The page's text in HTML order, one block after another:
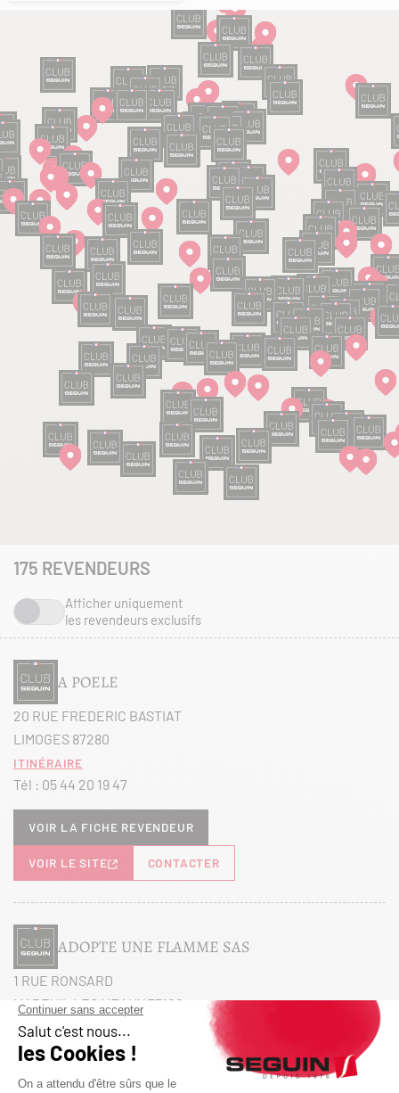
175 REVENDEURS
Afficher uniquement
les revendeurs exclusifs
A POELE
20 RUE FREDERIC BASTIAT
LIMOGES 87280
Itinéraire
Tél : 05 44 20 19 47
Voir la fiche revendeur
VOIR LE SITE CONTACTER
ADOPTE UNE FLAMME SAS
1 RUE RONSARD
MAREUIL LES MEAUX 77100
Itinéraire
Tél :01 60 38 27 26